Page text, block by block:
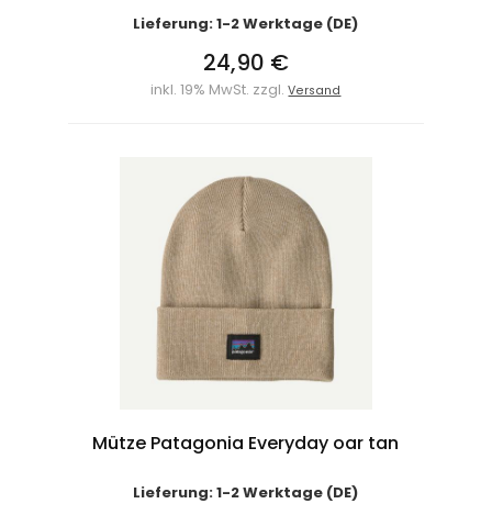
Lieferung: 1-2 Werktage (DE)
24,90 €
inkl. 19% MwSt. zzgl.Versand
Mütze Patagonia Everyday oar tan
Lieferung: 1-2 Werktage (DE)